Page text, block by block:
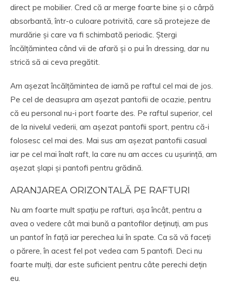
direct pe mobilier. Cred că ar merge foarte bine și o cârpă
absorbantă, într-o culoare potrivită, care să protejeze de
murdărie și care va fi schimbată periodic. Ștergi
încălțămintea când vii de afară și o pui în dressing, dar nu
strică să ai ceva pregătit.
Am așezat încălțămintea de iarnă pe raftul cel mai de jos.
Pe cel de deasupra am așezat pantofii de ocazie, pentru
că eu personal nu-i port foarte des. Pe raftul superior, cel
de la nivelul vederii, am așezat pantofii sport, pentru că-i
folosesc cel mai des. Mai sus am așezat pantofii casual
iar pe cel mai înalt raft, la care nu am acces cu ușurință, am
așezat șlapi și pantofi pentru grădină.
ARANJAREA ORIZONTALĂ PE RAFTURI
Nu am foarte mult spațiu pe rafturi, așa încât, pentru a
avea o vedere cât mai bună a pantofilor deținuți, am pus
un pantof în față iar perechea lui în spate. Ca să vă faceți
o părere, în acest fel pot vedea cam 5 pantofi. Deci nu
foarte mulți, dar este suficient pentru câte perechi dețin
eu.